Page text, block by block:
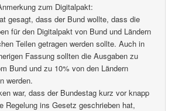
zum Digitalpakt:
gesagt, dass der Bund wollte, dass die
für den Digitalpakt von Bund und Ländern
Teilen getragen werden sollte. Auch in
Fassung sollten die Ausgaben zu
Bund und zu 10% von den Ländern
werden.
war, dass der Bundestag kurz vor knapp
Regelung ins Gesetz geschrieben hat,